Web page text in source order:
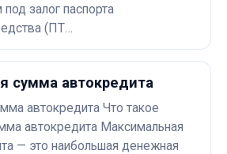
залог паспорта
(ПТ…
сумма автокредита
автокредита Что такое
автокредита Максимальная
— это наибольшая денежная